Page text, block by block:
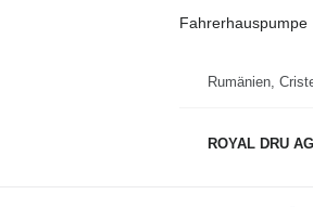
Fahrerhauspumpe
Rumänien,
ROYAL DRU